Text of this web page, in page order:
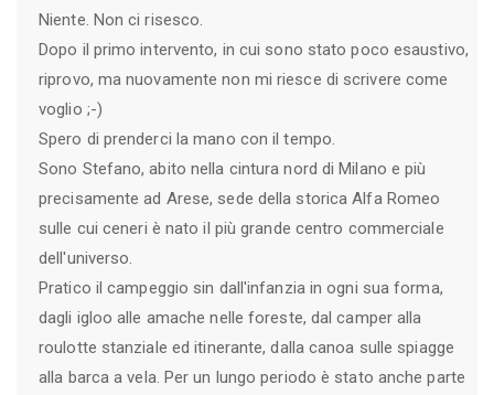
Niente. Non ci risesco.
Dopo il primo intervento, in cui sono stato poco esaustivo,
riprovo, ma nuovamente non mi riesce di scrivere come
voglio ;-)
Spero di prenderci la mano con il tempo.
Sono Stefano, abito nella cintura nord di Milano e più
precisamente ad Arese, sede della storica Alfa Romeo
sulle cui ceneri è nato il più grande centro commerciale
dell'universo.
Pratico il campeggio sin dall'infanzia in ogni sua forma,
dagli igloo alle amache nelle foreste, dal camper alla
roulotte stanziale ed itinerante, dalla canoa sulle spiagge
alla barca a vela. Per un lungo periodo è stato anche parte